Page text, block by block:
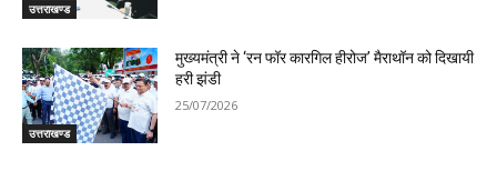
उत्तराखण्ड
उत्तराखण्ड
मुख्यमंत्री ने ‘रन फॉर कारगिल हीरोज’ मैराथॉन को दिखायी
हरी झंडी
25/07/2026